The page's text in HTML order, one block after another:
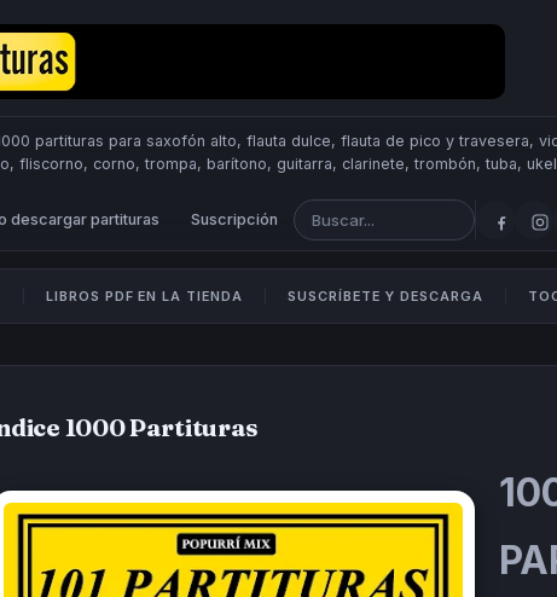
partituras para saxofón alto, flauta dulce, flauta de pico y travesera,
fliscorno, corno, trompa, barítono, guitarra, clarinete, trombón, tuba,
descargar partituras Suscripción
LIBROS PDF EN LA TIENDA SUSCRÍBETE Y DESCARGA
1000 Partituras